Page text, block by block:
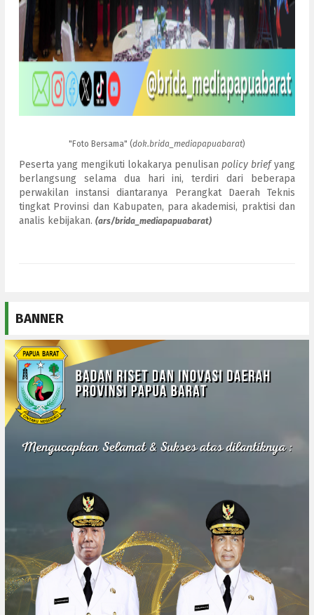
"Foto Bersama" (dok.brida_mediapapuabarat)
Peserta yang mengikuti lokakarya penulisan policy briefyang
berlangsung selama dua hari ini, terdiri dari beberapa
perwakilan instansi diantaranya Perangkat Daerah Teknis
tingkat Provinsi dan Kabupaten, para akademisi, praktisi dan
analis kebijakan. (ars/brida_mediapapuabarat)
BANNER